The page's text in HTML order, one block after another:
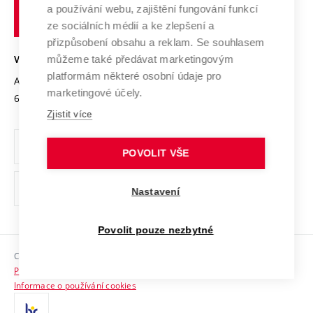
Transfer znalostí
Open Science
Projekty
Projekty ze strukturálních fondů
Specifický výzkum
Mezinárodní dohody
Univerzitní sítě
Podnikavá univerzita / ContriBUTe
Bezpečná univerzita
Vyznamenání
Organizační struktura
Ochrana osobních údajů
odkaz)
Sociální bezpečí
HR Award
technické
VYSOKÉ UČENÍ TECHNICKÉ V BRNĚ
Antonínská 548/1
602 00 Brno
www.vut.cz
vut@vutbr.cz
Copyright © 2026 VUT
Prohlášení o přístupnosti
Informace o používání cookies
a používání webu, zajištění fungování funkcí
ze sociálních médií a ke zlepšení a
přizpůsobení obsahu a reklam. Se souhlasem
můžeme také předávat marketingovým
platformám některé osobní údaje pro
marketingové účely.
Zjistit více
POVOLIT VŠE
Nastavení
Povolit pouze nezbytné